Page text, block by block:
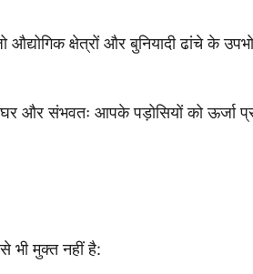
क्षेत्रों और बुनियादी ढांचे के
और संभवतः आपके पड़ोसियों को ऊर्जा
भी मुक्त नहीं है: